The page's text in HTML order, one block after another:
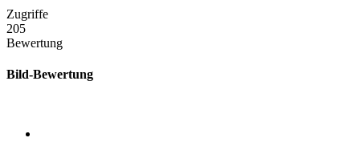
Zugriffe
205
Bewertung
Bild-Bewertung